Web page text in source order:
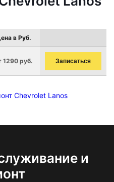
в Руб.
1290 руб. Записаться
Chevrolet Lanos
и